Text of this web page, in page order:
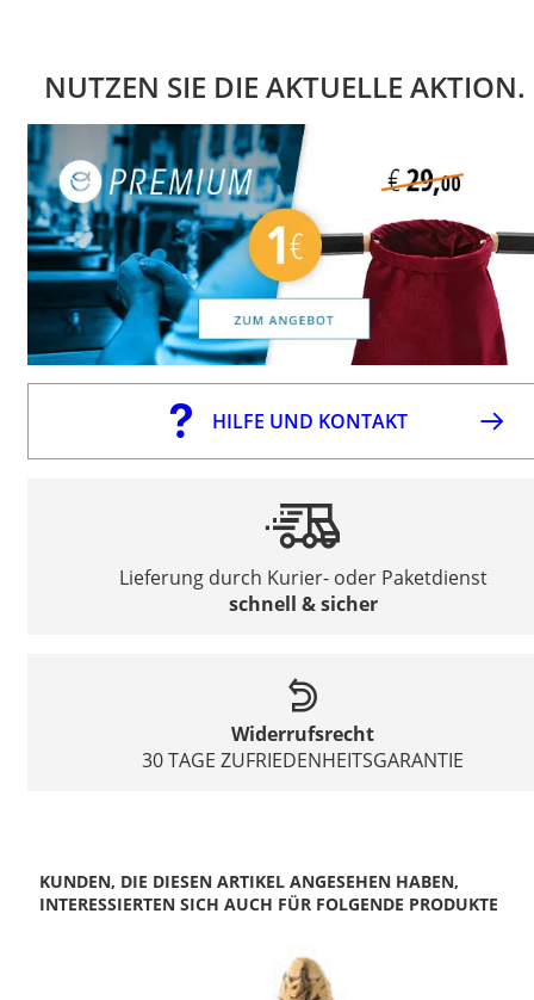
NUTZEN SIE DIE AKTUELLE AKTION.
HILFE UND KONTAKT
Lieferung durch Kurier- oder Paketdienst
schnell & sicher
Widerrufsrecht
30 TAGE ZUFRIEDENHEITSGARANTIE
KUNDEN, DIE DIESEN ARTIKEL ANGESEHEN HABEN,
INTERESSIERTEN SICH AUCH FÜR FOLGENDE PRODUKTE